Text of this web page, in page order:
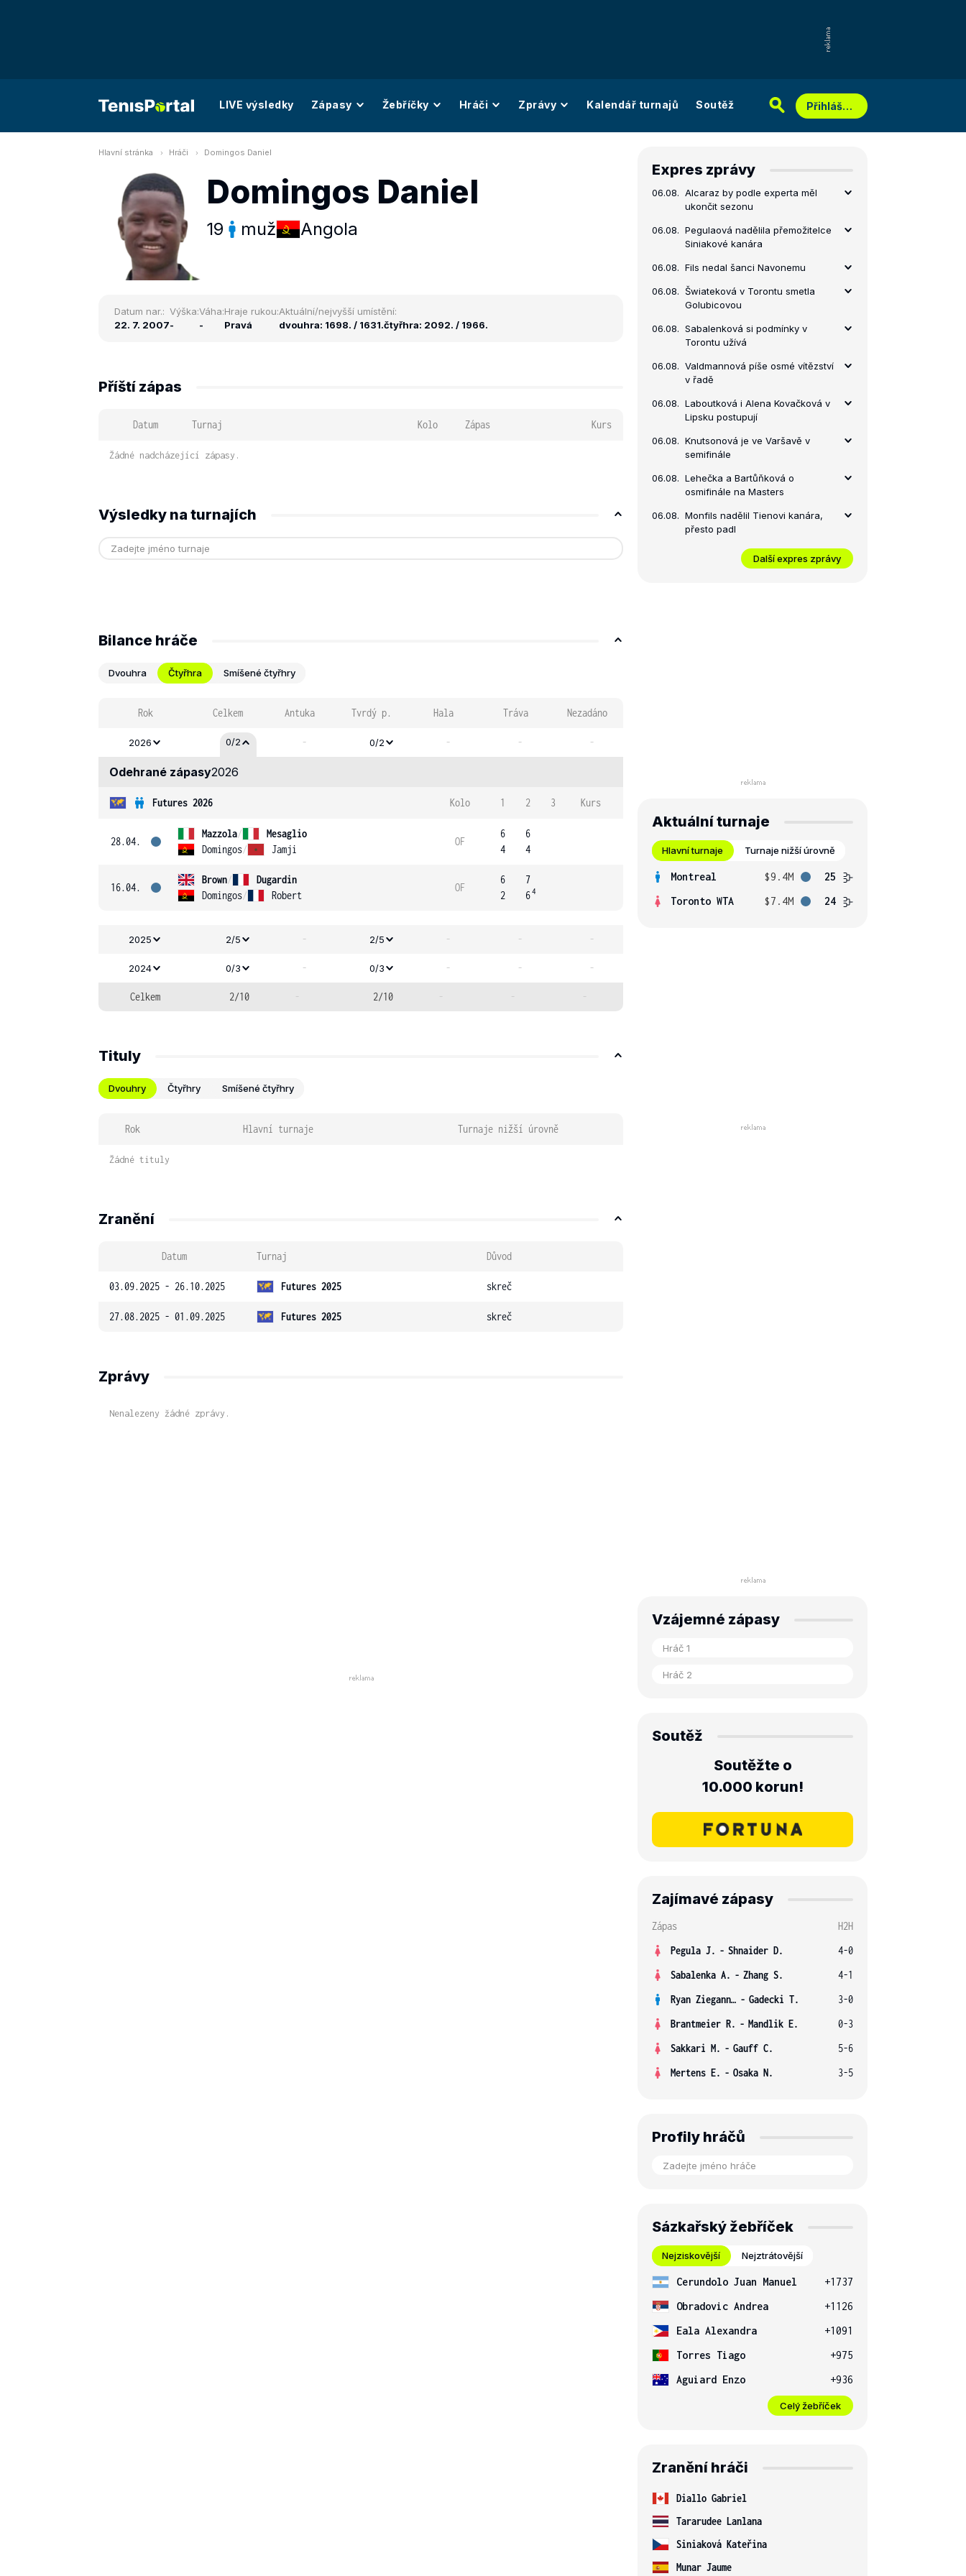
LIVE výsledky Zápasy Žebříčky Hráči Zprávy Kalendář turnajů Soutěž Přihlášení
Hlavní stránka Hráči Domingos Daniel
Domingos Daniel
19 muž Angola
Datum nar.:
22. 7. 2007
Výška:
-
Váha:
-
Hraje rukou:
Pravá
Aktuální/nejvyšší umístění:
dvouhra: 1698. / 1631.čtyřhra: 2092. / 1966.
Příští zápas
Datum Turnaj Kolo Zápas Kurs
Žádné nadcházející zápasy.
Výsledky na turnajích
Bilance hráče
Dvouhra Čtyřhra Smíšené čtyřhry
Rok Celkem Antuka Tvrdý p. Hala Tráva Nezadáno
2026 0/2 - 0/2 - - -
Odehrané zápasy2026
Futures 2026 Kolo 1 2 3 Kurs
28.04.
Mazzola/
Mesaglio
Domingos/ Jamji
OF
6
4
6
4
16.04.
Brown/
Dugardin
Domingos/ Robert
OF
6
2
7
64
2025 2/5 - 2/5 - - -
2024 0/3 - 0/3 - - -
Celkem 2/10 - 2/10 - - -
Tituly
Dvouhry Čtyřhry Smíšené čtyřhry
Rok Hlavní turnaje Turnaje nižší úrovně
Žádné tituly
Zranění
Datum Turnaj Důvod
03.09.2025 - 26.10.2025 Futures 2025 skreč
27.08.2025 - 01.09.2025 Futures 2025 skreč
Zprávy
Nenalezeny žádné zprávy.
Expres zprávy
06.08. Alcaraz by podle experta měl
ukončit sezonu
06.08. Pegulaová nadělila přemožitelce
Siniakové kanára
06.08. Fils nedal šanci Navonemu
06.08. Šwiateková v Torontu smetla
Golubicovou
06.08. Sabalenková si podmínky v
Torontu užívá
06.08. Valdmannová píše osmé vítězství
v řadě
06.08. Laboutková i Alena Kovačková v
Lipsku postupují
06.08. Knutsonová je ve Varšavě v
semifinále
06.08. Lehečka a Bartůňková o
osmifinále na Masters
06.08. Monfils nadělil Tienovi kanára,
přesto padl
Další expres zprávy
Aktuální turnaje
Hlavní turnaje Turnaje nižší úrovně
Montreal $9.4M
25
Toronto WTA
$7.4M 24
Vzájemné zápasy
Soutěž
Soutěžte o
10.000 korun!
Zajímavé zápasy
Zápas
H2H
Pegula J. - Shnaider D.
4-0
Sabalenka A. - Zhang S.
4-1
Ryan Ziegann S. - Gadecki T.
3-0
Brantmeier R. - Mandlik E.
0-3
Sakkari M. - Gauff C.
5-6
Mertens E. - Osaka N. 3-5
Profily hráčů
Sázkařský žebříček
Nejziskovější Nejztrátovější
Cerundolo Juan Manuel
+1737
Obradovic Andrea
+1126
Eala Alexandra
+1091
Torres Tiago
+975
Aguiard Enzo
+936
Celý žebříček
Zranění hráči
Diallo Gabriel
Tararudee Lanlana
Siniaková Kateřina
Munar Jaume